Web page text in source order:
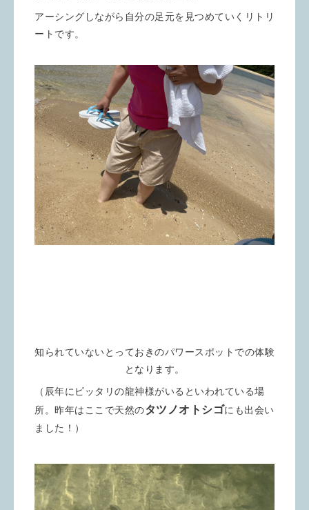
アーシングしながら自分の足元を見つめていくリトリ
ートです。
知られていないとっておきのパワースポットでの体験
となります。
（辰年にピッタリの龍神様がいるといわれている場
所。昨年はここで天然のタツノオトシゴにも出会い
ました！）